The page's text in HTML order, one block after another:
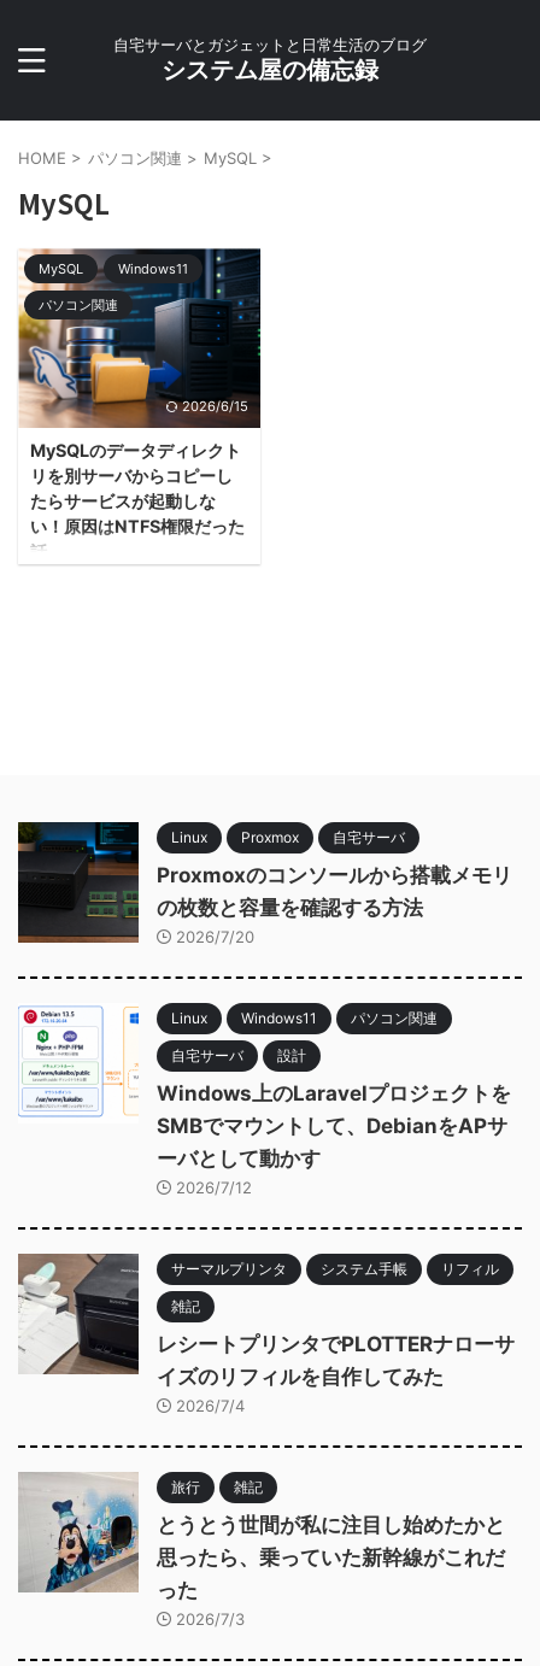
自宅サーバとガジェットと日常生活のブログ
システム屋の備忘録
HOME > パソコン関連 > MySQL >
MySQL
MySQL Windows11
パソコン関連
2026/6/15
MySQLのデータディレクト
リを別サーバからコピーし
たらサービスが起動しな
い！原因はNTFS権限だった
話
上で稼働していた MySQL 8.0 の
環境を別サーバへ移行するため、
同じバージョンのMySQLサーバ
をインストールして以下のディレ
クトリを旧Windows機から新
Windows機コピーした。 C: ...
Linux Proxmox 自宅サーバ
Proxmoxのコンソールから搭載メモリ
の枚数と容量を確認する方法
2026/7/20
Linux Windows11 パソコン関連
自宅サーバ 設計
Windows上のLaravelプロジェクトを
SMBでマウントして、DebianをAPサ
ーバとして動かす
2026/7/12
サーマルプリンタ システム手帳 リフィル
雑記
レシートプリンタでPLOTTERナローサ
イズのリフィルを自作してみた
2026/7/4
旅行 雑記
とうとう世間が私に注目し始めたかと
思ったら、乗っていた新幹線がこれだ
った
2026/7/3